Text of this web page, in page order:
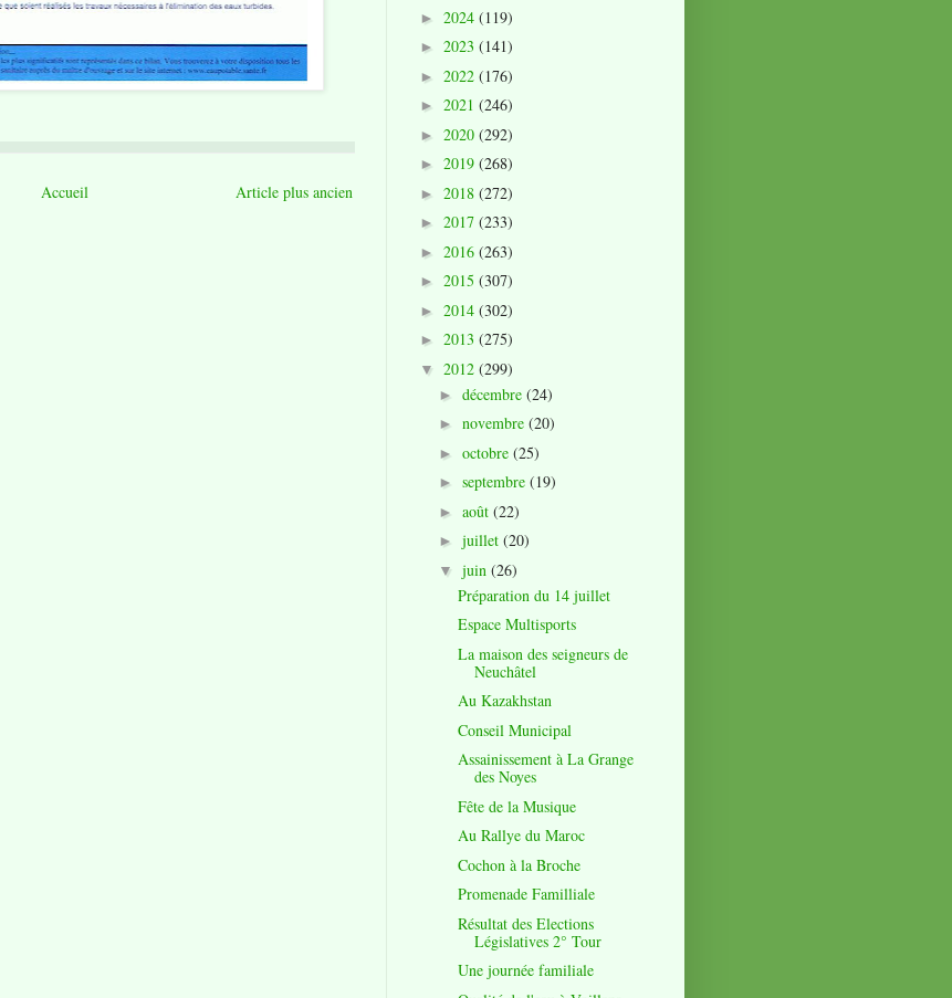
Article plus ancien
Accueil
► 2024 (119)
► 2023 (141)
► 2022 (176)
► 2021 (246)
► 2020 (292)
► 2019 (268)
► 2018 (272)
► 2017 (233)
► 2016 (263)
► 2015 (307)
► 2014 (302)
► 2013 (275)
▼ 2012 (299)
► décembre (24)
► novembre (20)
► octobre (25)
► septembre (19)
► août (22)
► juillet (20)
▼ juin (26)
Préparation du 14 juillet
Espace Multisports
La maison des seigneurs de
Neuchâtel
Au Kazakhstan
Conseil Municipal
Assainissement à La Grange
des Noyes
Fête de la Musique
Au Rallye du Maroc
Cochon à la Broche
Promenade Familliale
Résultat des Elections
Législatives 2° Tour
Une journée familiale